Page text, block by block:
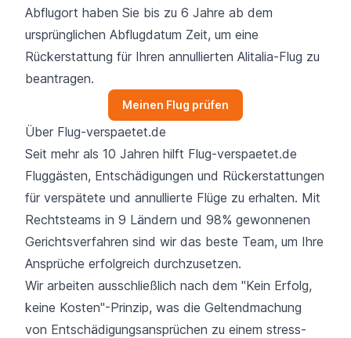
Abflugort haben Sie bis zu 6 Jahre ab dem
ursprünglichen Abflugdatum Zeit, um eine
Rückerstattung für Ihren annullierten Alitalia-Flug zu
beantragen.
Meinen Flug prüfen
Über Flug-verspaetet.de
Seit mehr als 10 Jahren hilft Flug-verspaetet.de
Fluggästen, Entschädigungen und Rückerstattungen
für verspätete und annullierte Flüge zu erhalten. Mit
Rechtsteams in 9 Ländern und 98% gewonnenen
Gerichtsverfahren sind wir das beste Team, um Ihre
Ansprüche erfolgreich durchzusetzen.
Wir arbeiten ausschließlich nach dem "Kein Erfolg,
keine Kosten"-Prinzip, was die Geltendmachung
von Entschädigungsansprüchen zu einem stress-